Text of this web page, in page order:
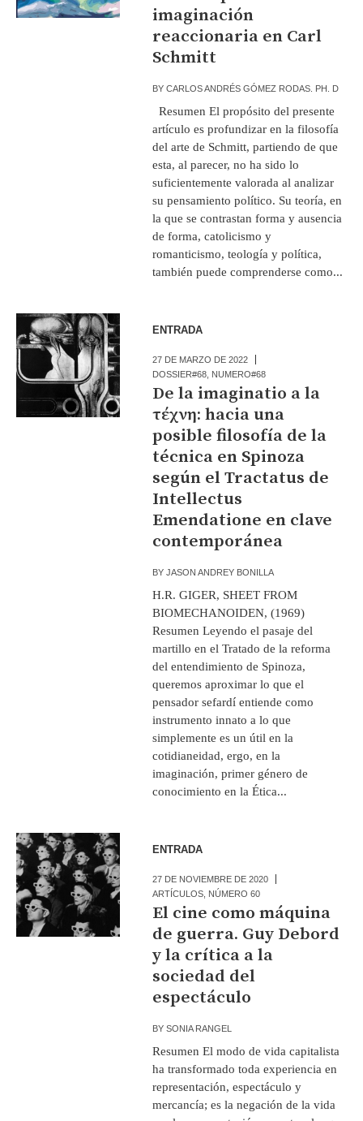
imaginación
reaccionaria en Carl
Schmitt
BYCARLOS ANDRÉS GÓMEZ RODAS. PH. D
Resumen El propósito del presente
artículo es profundizar en la filosofía
del arte de Schmitt, partiendo de que
esta, al parecer, no ha sido lo
suficientemente valorada al analizar
su pensamiento político. Su teoría, en
la que se contrastan forma y ausencia
de forma, catolicismo y
romanticismo, teología y política,
también puede comprenderse como...
ENTRADA
27 DE MARZO DE 2022
DOSSIER#68 NUMERO#68
De la imaginatio a la
τέχνη: hacia una
posible filosofía de la
técnica en Spinoza
según el Tractatus de
Intellectus
Emendatione en clave
contemporánea
BYJASON ANDREY BONILLA
H.R. GIGER, SHEET FROM
BIOMECHANOIDEN, (1969)
Resumen Leyendo el pasaje del
martillo en el Tratado de la reforma
del entendimiento de Spinoza,
queremos aproximar lo que el
pensador sefardí entiende como
instrumento innato a lo que
simplemente es un útil en la
cotidianeidad, ergo, en la
imaginación, primer género de
conocimiento en la Ética...
ENTRADA
27 DE NOVIEMBRE DE 2020
ARTÍCULOS NÚMERO 60
El cine como máquina
de guerra. Guy Debord
y la crítica a la
sociedad del
espectáculo
BYSONIA RANGEL
Resumen El modo de vida capitalista
ha transformado toda experiencia en
representación, espectáculo y
mercancía; es la negación de la vida